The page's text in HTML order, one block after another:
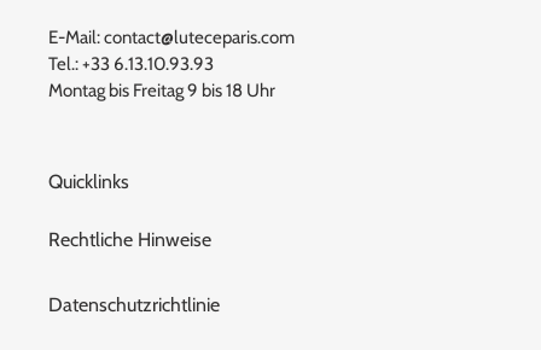
E-Mail: contact@luteceparis.com
Tel.: +33 6.13.10.93.93
Montag bis Freitag 9 bis 18 Uhr
Quicklinks
Rechtliche Hinweise
Datenschutzrichtlinie